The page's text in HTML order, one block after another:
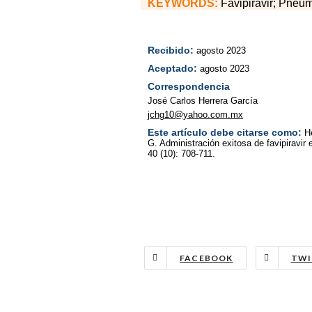
KEYWORDS: Favipiravir;
Recibido: agosto 2023
Aceptado: agosto 2023
Correspondencia
José Carlos Herrera García
jchg10@yahoo.com.mx
Este artículo debe citarse como:
G. Administración exitosa de favipiravir
40 (10): 708-711.
FACEBOOK